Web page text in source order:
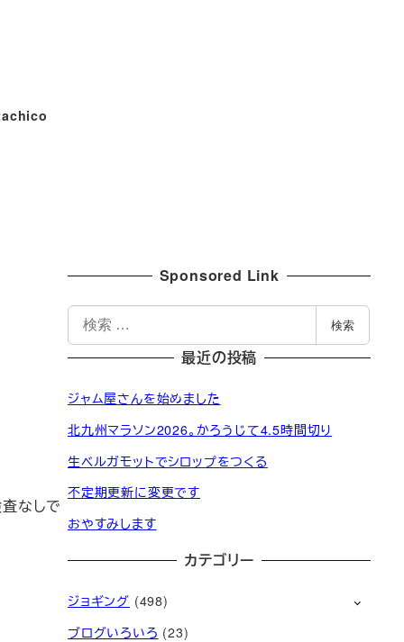
なしで
Sponsored Link
索
検索
最近の投稿
ジャム屋さんを始めました
北九州マラソン2026。かろうじて4.5時間切り
生ベルガモットでシロップをつくる
不定期更新に変更です
おやすみします
カテゴリー
ジョギング (498)
ブログいろいろ (23)